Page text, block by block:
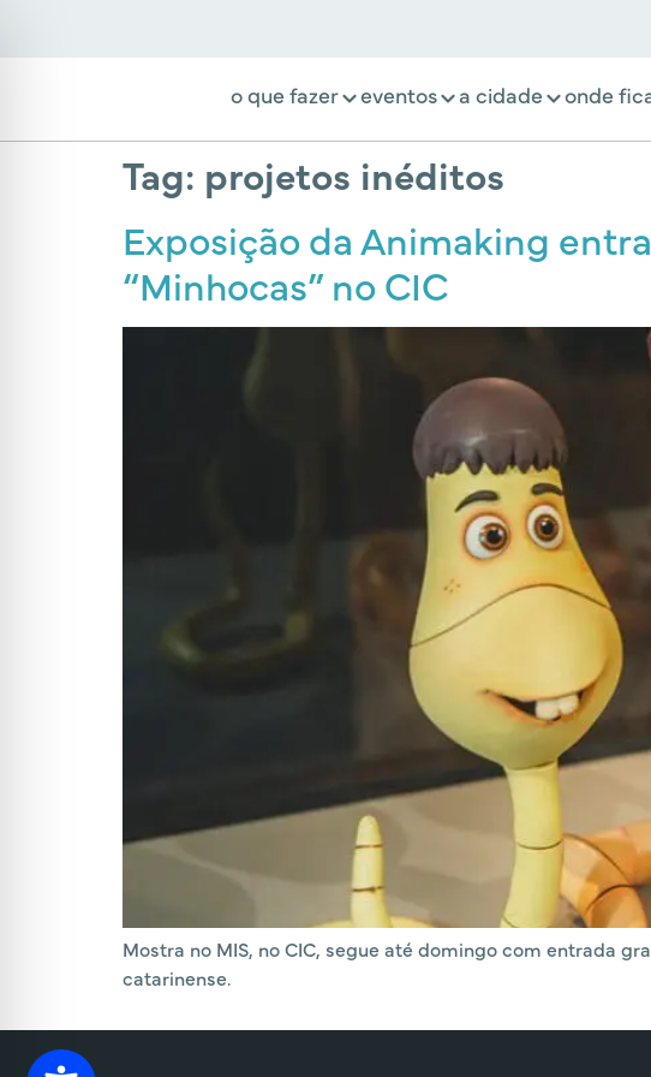
o que fazer eventos a cidade onde
Tag: projetos inéditos
Exposição da Animaking
“Minhocas” no CIC
Mostra no MIS, no CIC, segue até domingo com entrada
catarinense.